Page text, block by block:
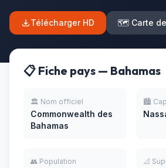
Télécharger HD 🗺️ Carte de
📋 Fiche pays — Bahamas
🏛️ Nom officiel
Commonwealth des
Bahamas
🏙️
👥 Population 📐